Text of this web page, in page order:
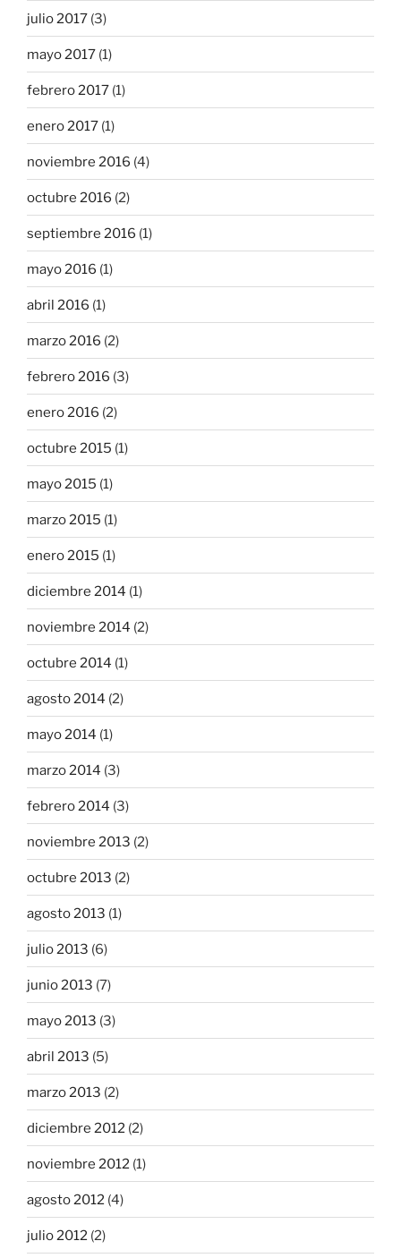
julio 2017 (3)
mayo 2017 (1)
febrero 2017 (1)
enero 2017 (1)
noviembre 2016 (4)
octubre 2016 (2)
septiembre 2016 (1)
mayo 2016 (1)
abril 2016 (1)
marzo 2016 (2)
febrero 2016 (3)
enero 2016 (2)
octubre 2015 (1)
mayo 2015 (1)
marzo 2015 (1)
enero 2015 (1)
diciembre 2014 (1)
noviembre 2014 (2)
octubre 2014 (1)
agosto 2014 (2)
mayo 2014 (1)
marzo 2014 (3)
febrero 2014 (3)
noviembre 2013 (2)
octubre 2013 (2)
agosto 2013 (1)
julio 2013 (6)
junio 2013 (7)
mayo 2013 (3)
abril 2013 (5)
marzo 2013 (2)
diciembre 2012 (2)
noviembre 2012 (1)
agosto 2012 (4)
julio 2012 (2)